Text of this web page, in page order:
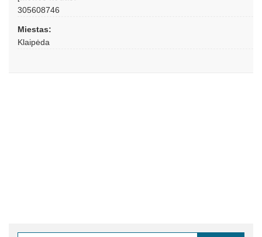
305608746
Miestas:
Klaipėda